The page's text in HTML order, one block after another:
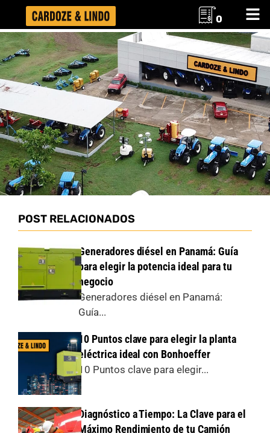
0
POST RELACIONADOS
Generadores diésel en Panamá: Guía
para elegir la potencia ideal para tu
negocio
Generadores diésel en Panamá:
Guía...
10 Puntos clave para elegir la planta
eléctrica ideal con Bonhoeffer
10 Puntos clave para elegir...
Diagnóstico a Tiempo: La Clave para el
Máximo Rendimiento de tu Camión